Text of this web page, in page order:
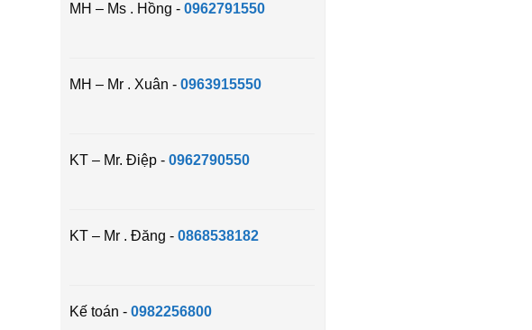
MH – Ms . Hồng - 0962791550
MH – Mr . Xuân - 0963915550
KT – Mr. Điệp - 0962790550
KT – Mr . Đăng - 0868538182
Kế toán - 0982256800